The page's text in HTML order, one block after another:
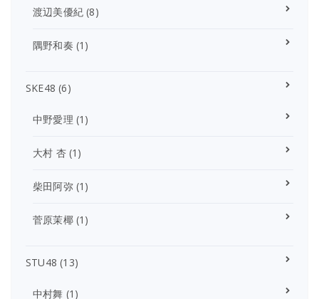
渡辺美優紀 (8)
隅野和奏 (1)
SKE48 (6)
中野愛理 (1)
大村 杏(1)
柴田阿弥(1)
菅原茉椰(1)
STU48 (13)
中村舞 (1)